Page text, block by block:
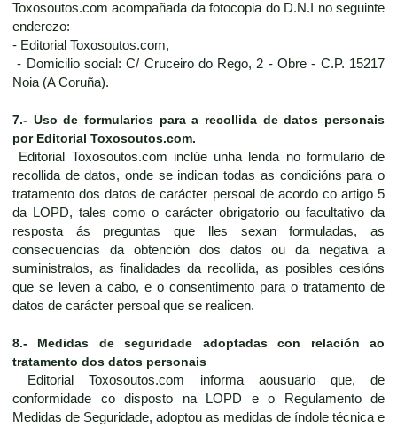
Toxosoutos.com acompañada da fotocopia do D.N.I no seguinte
enderezo:
- Editorial Toxosoutos.com,
- Domicilio social: C/ Cruceiro do Rego, 2 - Obre - C.P. 15217
Noia (A Coruña).
7.- Uso de formularios para a recollida de datos personais
por Editorial Toxosoutos.com.
Editorial Toxosoutos.com inclúe unha lenda no formulario de
recollida de datos, onde se indican todas as condicións para o
tratamento dos datos de carácter persoal de acordo co artigo 5
da LOPD, tales como o carácter obrigatorio ou facultativo da
resposta ás preguntas que lles sexan formuladas, as
consecuencias da obtención dos datos ou da negativa a
suministralos, as finalidades da recollida, as posibles cesións
que se leven a cabo, e o consentimento para o tratamento de
datos de carácter persoal que se realicen.
8.- Medidas de seguridade adoptadas con relación ao
tratamento dos datos personais
Editorial Toxosoutos.com informa aousuario que, de
conformidade co disposto na LOPD e o Regulamento de
Medidas de Seguridade, adoptou as medidas de índole técnica e